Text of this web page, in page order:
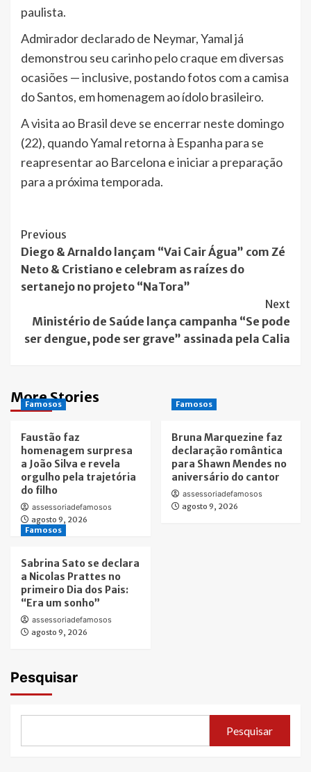
paulista.
Admirador declarado de Neymar, Yamal já
demonstrou seu carinho pelo craque em diversas
ocasiões — inclusive, postando fotos com a camisa
do Santos, em homenagem ao ídolo brasileiro.
A visita ao Brasil deve se encerrar neste domingo
(22), quando Yamal retorna à Espanha para se
reapresentar ao Barcelona e iniciar a preparação
para a próxima temporada.
Post
Navigation
Previous
Diego & Arnaldo lançam “Vai Cair Água” com Zé
Neto & Cristiano e celebram as raízes do
sertanejo no projeto “NaTora”
Next
Ministério de Saúde lança campanha “Se pode
ser dengue, pode ser grave” assinada pela Calia
More Stories
Famosos
Faustão faz
homenagem surpresa
a João Silva e revela
orgulho pela trajetória
do filho
assessoriadefamosos
agosto 9, 2026
Famosos
Bruna Marquezine faz
declaração romântica
para Shawn Mendes no
aniversário do cantor
assessoriadefamosos
agosto 9, 2026
Famosos
Sabrina Sato se declara
a Nicolas Prattes no
primeiro Dia dos Pais:
“Era um sonho”
assessoriadefamosos
agosto 9, 2026
Pesquisar
Pesquisar